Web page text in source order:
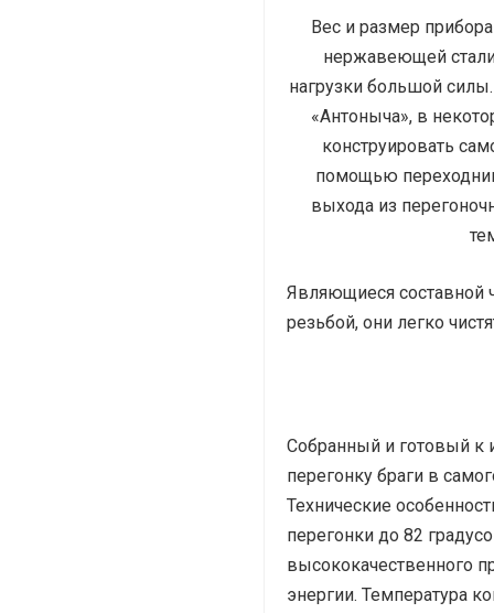
Вес и размер
нержавеющей
нагрузки большой
«Антоныча», в
конструировать
помощью
выхода из
Являющиеся составной
резьбой, они легко
Собранный и готовый к
перегонку браги в
Технические
перегонки до 82
высококачественного
энергии. Температура